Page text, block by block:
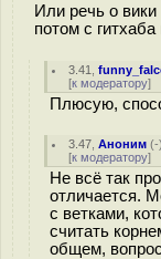
Или речь о
потом с
3.41 ,
[к модератору]
Плюсую,
3.47 ,Аноним (-
[к модератору]
Не всё так
отличается.
с ветками,
считать
общем,